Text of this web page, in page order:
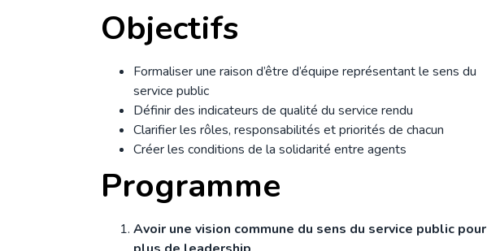
Objectifs
Formaliser une raison d’être d’équipe représentant le sens du
service public
Définir des indicateurs de qualité du service rendu
Clarifier les rôles, responsabilités et priorités de chacun
Créer les conditions de la solidarité entre agents
Programme
Avoir une vision commune du sens du service public pour